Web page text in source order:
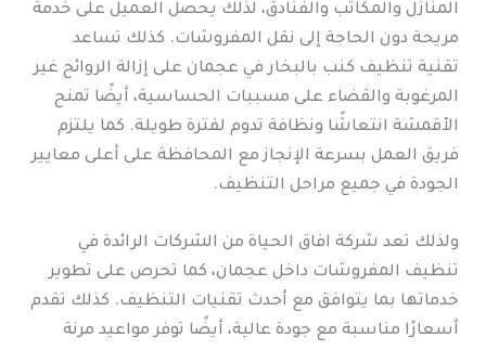
المنازل والمكاتب والفنادق، لذلك يحصل العميل على خدمة
مريحة دون الحاجة إلى نقل المفروشات. كذلك تساعد
تقنية تنظيف كنب بالبخار في عجمان على إزالة الروائح غير
المرغوبة والقضاء على مسببات الحساسية، أيضًا تمنح
الأقمشة انتعاشًا ونظافة تدوم لفترة طويلة. كما يلتزم
فريق العمل بسرعة الإنجاز مع المحافظة على أعلى معايير
الجودة في جميع مراحل التنظيف.
ولذلك تعد شركة افاق الحياة من الشركات الرائدة في
تنظيف المفروشات داخل عجمان، كما تحرص على تطوير
خدماتها بما يتوافق مع أحدث تقنيات التنظيف. كذلك تقدم
أسعارًا مناسبة مع جودة عالية، أيضًا توفر مواعيد مرنة